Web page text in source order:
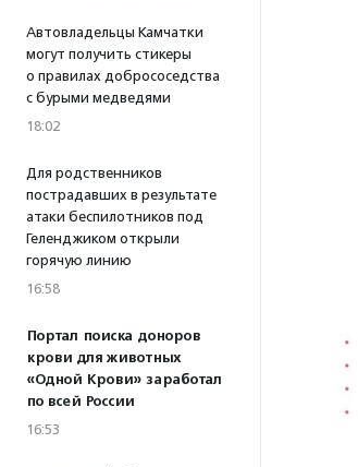
Автовладельцы Камчатки
могут получить стикеры
о правилах добрососедства
с бурыми медведями
18:02
Для родственников
пострадавших в результате
атаки беспилотников под
Геленджиком открыли
горячую линию
16:58
Портал поиска доноров
крови для животных
«Одной Крови» заработал
по всей России
16:53